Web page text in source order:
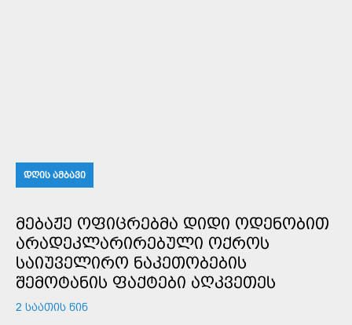
ᲓᲦᲘᲡ ᲐᲛᲑᲐᲕᲘ
ᲛᲔᲑᲐᲟᲔ ᲝᲤᲘᲪᲠᲔᲑᲛᲐ ᲓᲘᲓᲘ ᲝᲓᲔᲜᲝᲑᲘᲗ
ᲐᲠᲐᲓᲔᲙᲚᲐᲠᲘᲠᲔᲑᲣᲚᲘ ᲝᲥᲠᲝᲡ
ᲡᲐᲘᲣᲕᲔᲚᲘᲠᲝ ᲜᲐᲙᲔᲗᲝᲑᲔᲑᲘᲡ
ᲨᲔᲛᲝᲢᲐᲜᲘᲡ ᲤᲐᲥᲢᲔᲑᲘ ᲐᲦᲙᲕᲔᲗᲔᲡ
2 ᲡᲐᲐᲗᲘᲡ ᲬᲘᲜ